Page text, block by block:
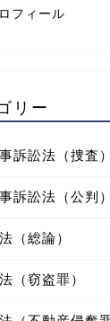
フィール
リー
訴訟法（捜査）
訴訟法（公判）
（総論）
（窃盗罪）